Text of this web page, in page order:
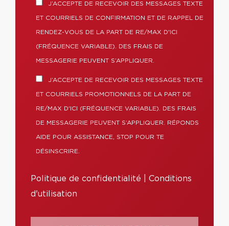
J’ACCEPTE DE RECEVOIR DES MESSAGES TEXTE
ET COURRIELS DE CONFIRMATION ET DE RAPPEL DE
RENDEZ-VOUS DE LA PART DE RE/MAX D'ICI
(FRÉQUENCE VARIABLE). DES FRAIS DE
MESSAGERIE PEUVENT S’APPLIQUER.
J’ACCEPTE DE RECEVOIR DES MESSAGES TEXTE
ET COURRIELS PROMOTIONNELS DE LA PART DE
RE/MAX D'ICI (FRÉQUENCE VARIABLE). DES FRAIS
DE MESSAGERIE PEUVENT S’APPLIQUER. RÉPONDS
AIDE POUR ASSISTANCE, STOP POUR TE
DÉSINSCRIRE.
Politique de confidentialité
Conditions
d'utilisation